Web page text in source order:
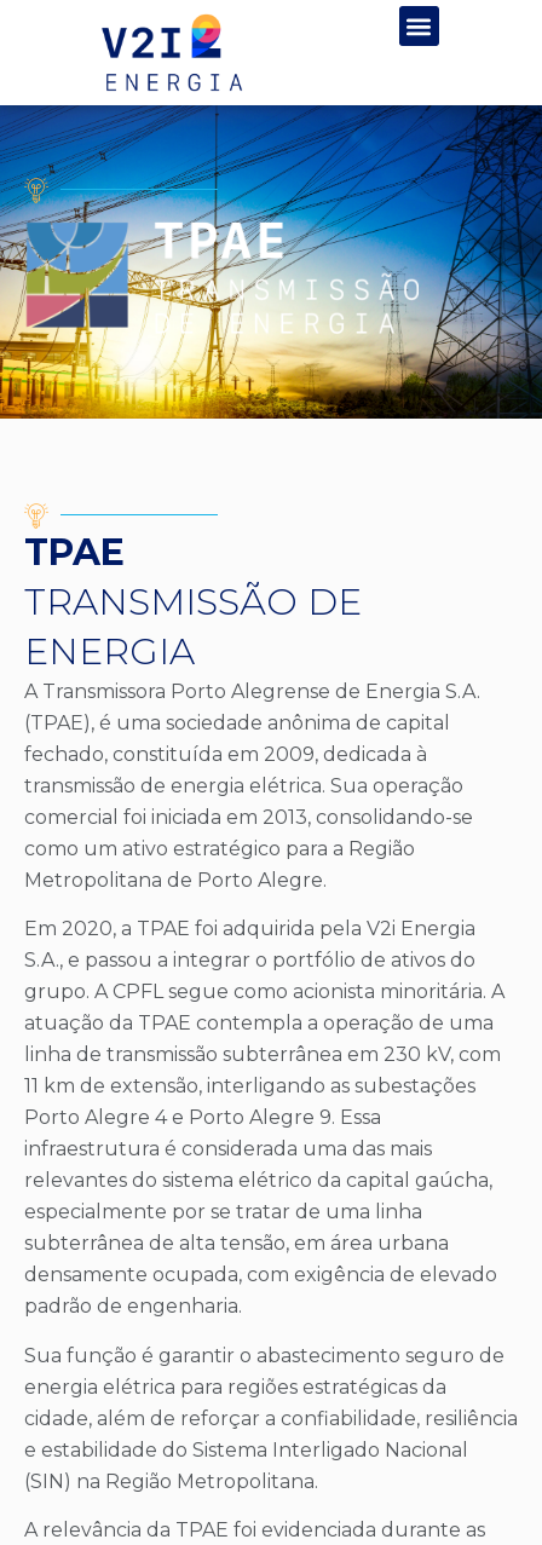
TPAE
TRANSMISSÃO DE
ENERGIA
A Transmissora Porto Alegrense de Energia S.A.
(TPAE), é uma sociedade anônima de capital
fechado, constituída em 2009, dedicada à
transmissão de energia elétrica. Sua operação
comercial foi iniciada em 2013, consolidando-se
como um ativo estratégico para a Região
Metropolitana de Porto Alegre.
Em 2020, a TPAE foi adquirida pela V2i Energia
S.A., e passou a integrar o portfólio de ativos do
grupo. A CPFL segue como acionista minoritária. A
atuação da TPAE contempla a operação de uma
linha de transmissão subterrânea em 230 kV, com
11 km de extensão, interligando as subestações
Porto Alegre 4 e Porto Alegre 9. Essa
infraestrutura é considerada uma das mais
relevantes do sistema elétrico da capital gaúcha,
especialmente por se tratar de uma linha
subterrânea de alta tensão, em área urbana
densamente ocupada, com exigência de elevado
padrão de engenharia.
Sua função é garantir o abastecimento seguro de
energia elétrica para regiões estratégicas da
cidade, além de reforçar a confiabilidade, resiliência
e estabilidade do Sistema Interligado Nacional
(SIN) na Região Metropolitana.
A relevância da TPAE foi evidenciada durante as